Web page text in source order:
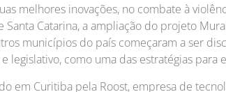
melhores inovações, no combate à
Santa Catarina, a ampliação do projeto
municípios do país começaram a ser
legislativo, como uma das estratégias para
em Curitiba pela Roost, empresa de